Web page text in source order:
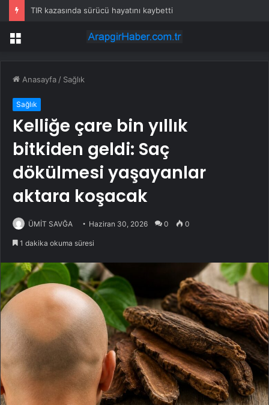
TIR kazasında sürücü hayatını kaybetti
Menü
Anasayfa / Sağlık
Sağlık
Kelliğe çare bin yıllık
bitkiden geldi: Saç
dökülmesi yaşayanlar
aktara koşacak
ÜMİT SAVĞA Haziran 30, 2026 0 0
1 dakika okuma süresi